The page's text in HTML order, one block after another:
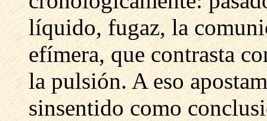
líquido, fugaz, la
efímera, que contrasta
la pulsión. A eso
sinsentido como